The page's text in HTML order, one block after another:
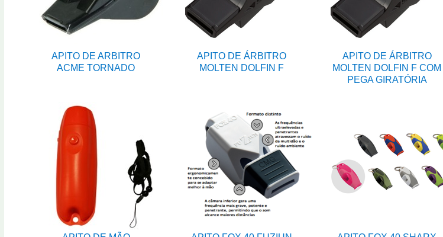
APITO DE ARBITRO
ACME TORNADO
APITO DE ÁRBITRO
MOLTEN DOLFIN F
APITO DE ÁRBITRO
MOLTEN DOLFIN F COM
PEGA GIRATÓRIA